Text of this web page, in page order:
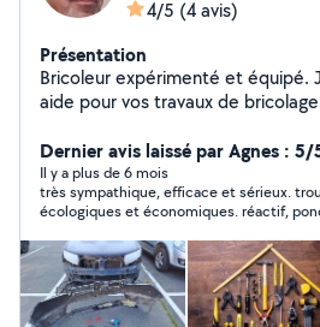
4/5 (4 avis)
Présentation
Bricoleur expérimenté et équipé. Je vous propose mon
aide pour vos travaux de
mur, petits travaux electriques,
électroménagers, soudures
changement de plaquettes,
diagnostiques de pannes.
informatique : installation, prise
virus. Je me déplace dans un
Colomiers. N hésitez pas à me
devis pour vos besoins.
Dernier avis laissé par Agnes : 5/
Il y a plus de 6 mois
très sympathique, efficace et sérieux.
écologiques et économiques. réactif,